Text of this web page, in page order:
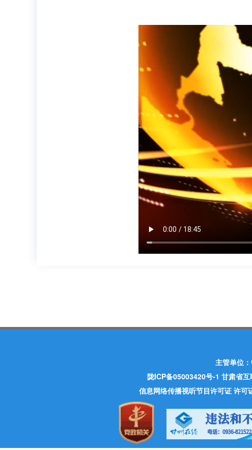
主管单位
陇ICP备05003420号-1 甘肃省
信息网络传播视听节目许可证 许